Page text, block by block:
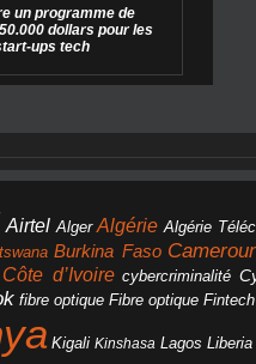
un programme de
dollars pour les
ups tech
Airtel Alger Algérie Algérie
Burkina Faso
Côte d’Ivoire cybercriminalité
fibre optique Fibre optique Fintech
Kigali Kinshasa Lagos Liberia